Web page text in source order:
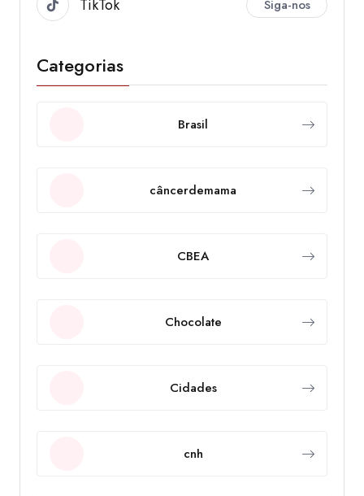
TikTok Siga-nos
Categorias
Brasil
câncerdemama
CBEA
Chocolate
Cidades
cnh